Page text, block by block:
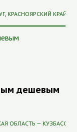
, КРАСНОЯРСКИЙ КРАЙ
дешевым
ОБЛАСТЬ — КУЗБАСС